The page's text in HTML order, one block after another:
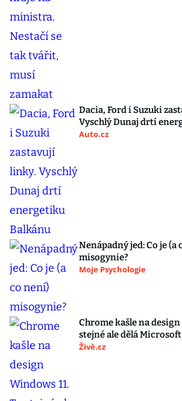
Dacia, Ford i Suzuki
Vyschlý Dunaj drtí
Auto.cz
Nenápadný jed: Co je (a
misogynie?
Moje Psychologie
Chrome kašle na design
stejné ale dělá Microsoft
Živě.cz